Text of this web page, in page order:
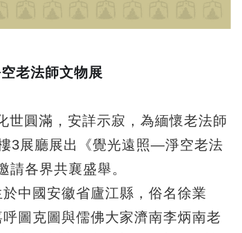
老法師文物展
世圓滿，安詳示寂，為緬懷老法師
3展廳展出《覺光遠照―淨空老法
請各界共襄盛舉。
中國安徽省廬江縣，俗名徐業
圖克圖與儒佛大家濟南李炳南老